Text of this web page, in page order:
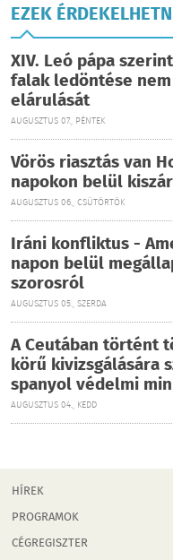
EZEK
XIV. Leó pápa
falak ledöntése
elárulását
AUGUSZTUS 07., PÉNTEK
Vörös riasztás van
napokon belül
AUGUSZTUS 06., CSÜTÖRTÖK
Iráni konfliktus -
napon belül
szorosról
AUGUSZTUS 05., SZERDA
A Ceutában történt
körű kivizsgálására
spanyol védelmi
AUGUSZTUS 04., KEDD
HÍREK
PROGRAMOK
CÉGREGISZTER